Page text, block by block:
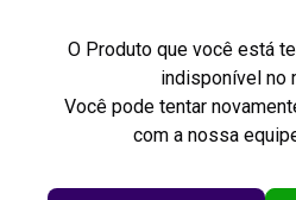
O Produto que você está
indisponível no
Você pode tentar
com a nossa